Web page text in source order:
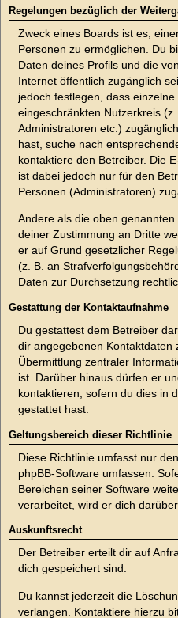
Regelungen bezüglich der
Zweck eines Boards ist es,
Personen zu ermöglichen. Du
Daten deines Profils und die
Internet öffentlich zugänglich
jedoch festlegen, dass
eingeschränkten Nutzerkreis
Administratoren etc.)
hast, suche nach
kontaktiere den Betreiber. Die
ist dabei jedoch nur für den
Personen (Administratoren)
Andere als die oben
deiner Zustimmung an Dritte
er auf Grund gesetzlicher
(z. B. an
Daten zur Durchsetzung
Gestattung der Kontaktaufnahme
Du gestattest dem Betreiber
dir angegebenen
Übermittlung zentraler
ist. Darüber hinaus dürfen er
kontaktieren, sofern du dies in
gestattet hast.
Geltungsbereich dieser Richtlinie
Diese Richtlinie umfasst nur
phpBB-Software umfassen.
Bereichen seiner Software
verarbeitet, wird er dich
Auskunftsrecht
Der Betreiber erteilt dir auf
dich gespeichert sind.
Du kannst jederzeit die
verlangen. Kontaktiere hierzu